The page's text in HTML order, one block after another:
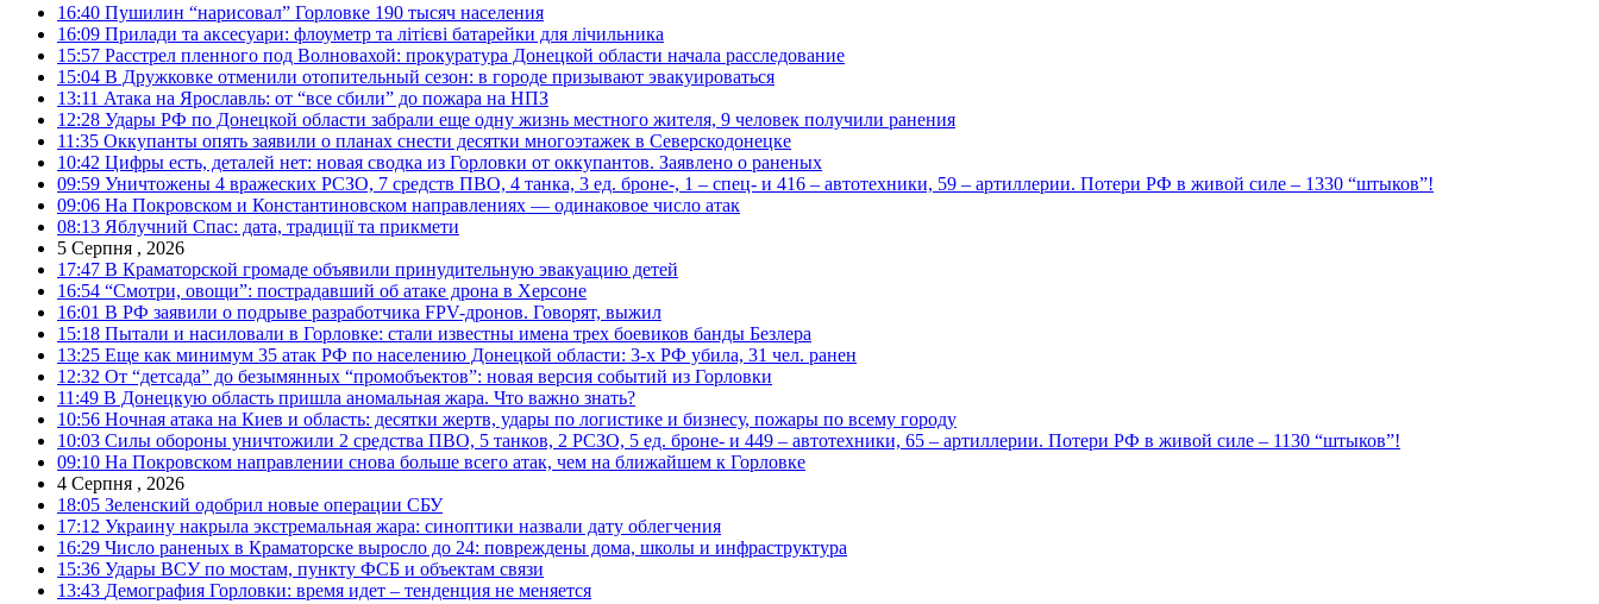
16:40 Пушилин “нарисовал” Горловке 190 тысяч населения
16:09 Прилади та аксесуари: флоуметр та літієві батарейки для лічильника
15:57 Расстрел пленного под Волновахой: прокуратура Донецкой области начала расследование
15:04 В Дружковке отменили отопительный сезон: в городе призывают эвакуироваться
13:11 Атака на Ярославль: от “все сбили” до пожара на НПЗ
12:28 Удары РФ по Донецкой области забрали еще одну жизнь местного жителя, 9 человек получили ранения
11:35 Оккупанты опять заявили о планах снести десятки многоэтажек в Северскодонецке
10:42 Цифры есть, деталей нет: новая сводка из Горловки от оккупантов. Заявлено о раненых
09:59 Уничтожены 4 вражеских РСЗО, 7 средств ПВО, 4 танка, 3 ед. броне-, 1 – спец- и 416 – автотехники, 59 – артиллерии. Потери РФ в живой силе – 1330 “штыков”!
09:06 На Покровском и Константиновском направлениях — одинаковое число атак
08:13 Яблучний Спас: дата, традиції та прикмети
5 Серпня , 2026
17:47 В Краматорской громаде объявили принудительную эвакуацию детей
16:54 “Смотри, овощи”: пострадавший об атаке дрона в Херсоне
16:01 В РФ заявили о подрыве разработчика FPV-дронов. Говорят, выжил
15:18 Пытали и насиловали в Горловке: стали известны имена трех боевиков банды Безлера
13:25 Еще как минимум 35 атак РФ по населению Донецкой области: 3-х РФ убила, 31 чел. ранен
12:32 От “детсада” до безымянных “промобъектов”: новая версия событий из Горловки
11:49 В Донецкую область пришла аномальная жара. Что важно знать?
10:56 Ночная атака на Киев и область: десятки жертв, удары по логистике и бизнесу, пожары по всему городу
10:03 Силы обороны уничтожили 2 средства ПВО, 5 танков, 2 РСЗО, 5 ед. броне- и 449 – автотехники, 65 – артиллерии. Потери РФ в живой силе – 1130 “штыков”!
09:10 На Покровском направлении снова больше всего атак, чем на ближайшем к Горловке
4 Серпня , 2026
18:05 Зеленский одобрил новые операции СБУ
17:12 Украину накрыла экстремальная жара: синоптики назвали дату облегчения
16:29 Число раненых в Краматорске выросло до 24: повреждены дома, школы и инфраструктура
15:36 Удары ВСУ по мостам, пункту ФСБ и объектам связи
13:43 Демография Горловки: время идет – тенденция не меняется